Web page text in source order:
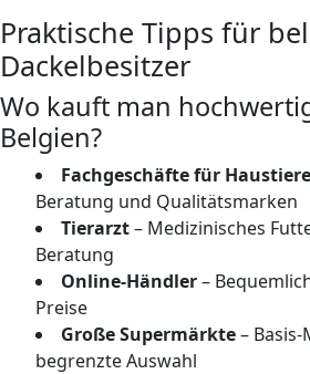
Praktische Tipps für
Dackelbesitzer
Wo kauft man
Belgien?
Fachgeschäfte für Haustiere
Beratung und Qualitätsmarken
Tierarzt– Medizinisches
Beratung
Online-Händler–
Preise
Große Supermärkte–
begrenzte Auswahl